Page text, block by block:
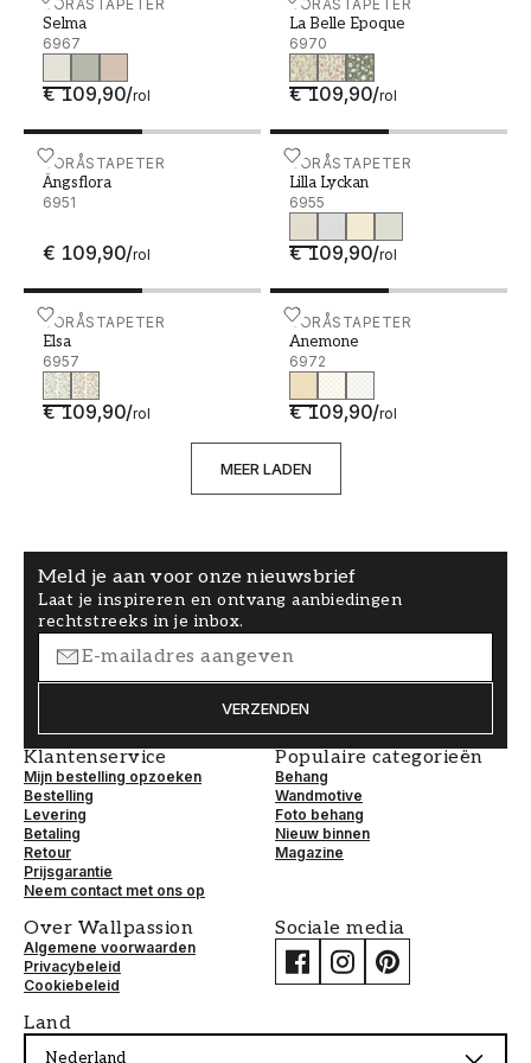
BORÅSTAPETER
Selma
6967
€ 109,90/rol
Selma - 6967 BORÅSTAPETER
La Belle Epoque
6970
€ 109,90/rol
La Belle Epoque - 6970
BORÅSTAPETER
Ängsflora
6951
€ 109,90/rol
Ängsflora - 6951 BORÅSTAPETER
Lilla Lyckan
6955
€ 109,90/rol
Lilla Lyckan - 6955
BORÅSTAPETER
Elsa
6957
€ 109,90/rol
Elsa - 6957 BORÅSTAPETER
Anemone
6972
€ 109,90/rol
Anemone - 6972
MEER LADEN
Meld je aan voor onze nieuwsbrief
Laat je inspireren en ontvang aanbiedingen
rechtstreeks in je inbox.
VERZENDEN
Klantenservice
Mijn bestelling opzoeken
Bestelling
Levering
Betaling
Retour
Prijsgarantie
Neem contact met ons op
Populaire categorieën
Behang
Wandmotive
Foto behang
Nieuw binnen
Magazine
Over Wallpassion
Algemene voorwaarden
Privacybeleid
Cookiebeleid
Sociale media
Land
Nederland